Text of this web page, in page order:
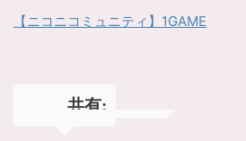
【ニコニコミュニティ】1GAME
共有: